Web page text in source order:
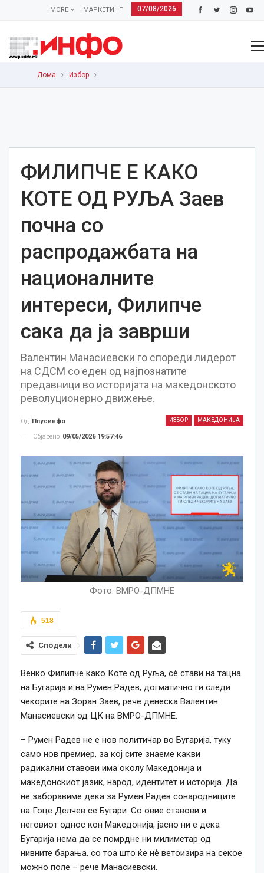
07/08/2026
МАРКЕТИНГ
MORE
Дома Избор
ФИЛИПЧЕ Е КАКО
КОТЕ ОД РУЉА Заев
почна со
распродажбата на
националните
интереси, Филипче
сака да ја заврши
Валентин Манасиевски го спореди лидерот
на СДСМ со еден од најпознатите
предавници во историјата на македонското
револуционерно движење.
ИЗБОР МАКЕДОНИЈА
Од Плусинфо
Објавено 09/05/2026 19:57:46
Фото: ВМРО-ДПМНЕ
518
Сподели
Венко Филипче како Коте од Руља, сè стави на тацна
на Бугарија и на Румен Радев, догматично ги следи
чекорите на Зоран Заев, рече денеска Валентин
Манасиевски од ЦК на ВМРО-ДПМНЕ.
– Румен Радев не е нов политичар во Бугарија, туку
само нов премиер, за кој сите знаеме какви
радикални ставови има околу Македонија и
македонскиот јазик, народ, идентитет и историја. Да
не заборавиме дека за Румен Радев сонародниците
на Гоце Делчев се Бугари. Со овие ставови и
неговиот однос кон Македонија, јасно ни е дека
Бугарија нема да се помрдне ни милиметар од
нивните барања, со тоа што ќе нè ветоизира на секое
можно поле – рече Манасиевски.